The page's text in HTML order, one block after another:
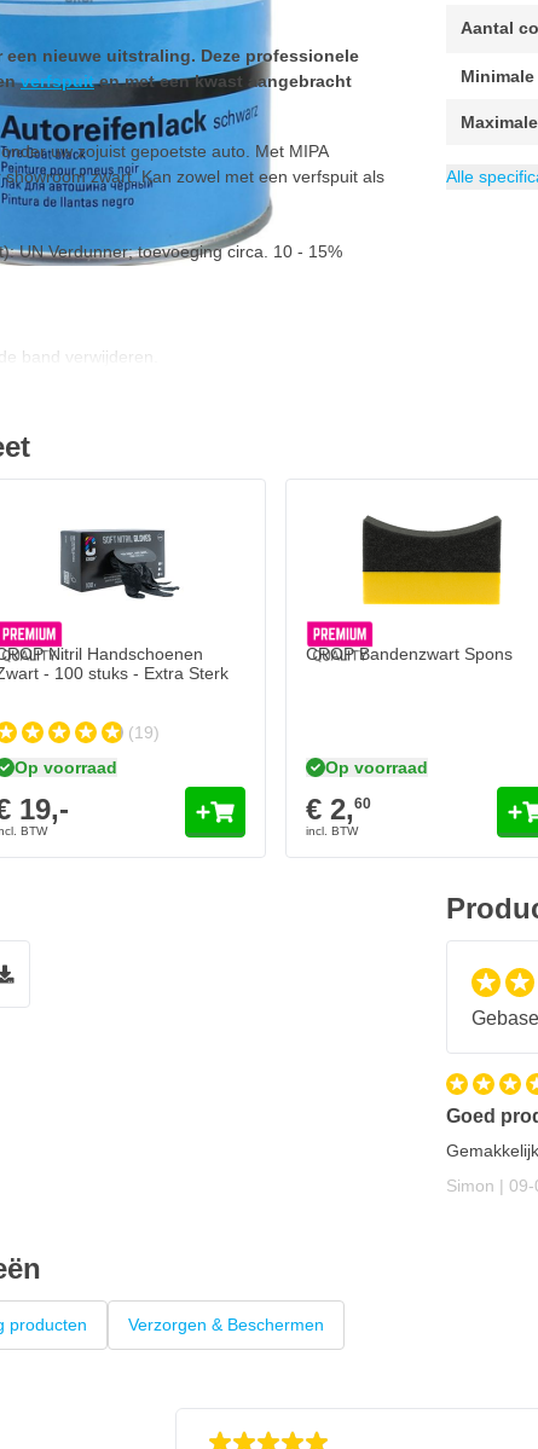
een nieuwe uitstraling. Deze professionele
verfspuiten met een kwast aangebracht
uw zojuist gepoetste auto. Met MIPA
zwart. Kan zowel met een verfspuit als
UN Verdunner; toevoeging circa. 10 - 15%
band verwijderen.
aanbrengen.
Aantal
Minimale
EAN
Inhoud
Categorie
Alle
In mijn winkelwagen
Nitril Handschoenen
- 100 stuks - Extra Sterk
(19)
Op voorraad
19,-
CROP Bandenzwart Spons
Op voorraad
€ 2,60
Goed
Simon | 9
09-
producten Verzorgen & Beschermen